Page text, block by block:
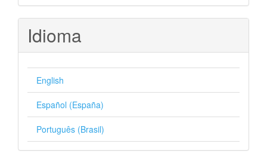
Idioma
English
Español (España)
Português (Brasil)